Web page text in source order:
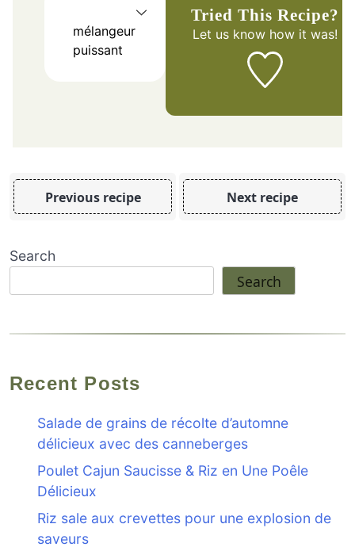
mélangeur
puissant
Tried This Recipe?
Let us knowhow it was!
Previous recipe Next recipe
Search
Search
Recent Posts
Salade de grains de récolte d’automne
délicieux avec des canneberges
Poulet Cajun Saucisse & Riz en Une Poêle
Délicieux
Riz sale aux crevettes pour une explosion de
saveurs